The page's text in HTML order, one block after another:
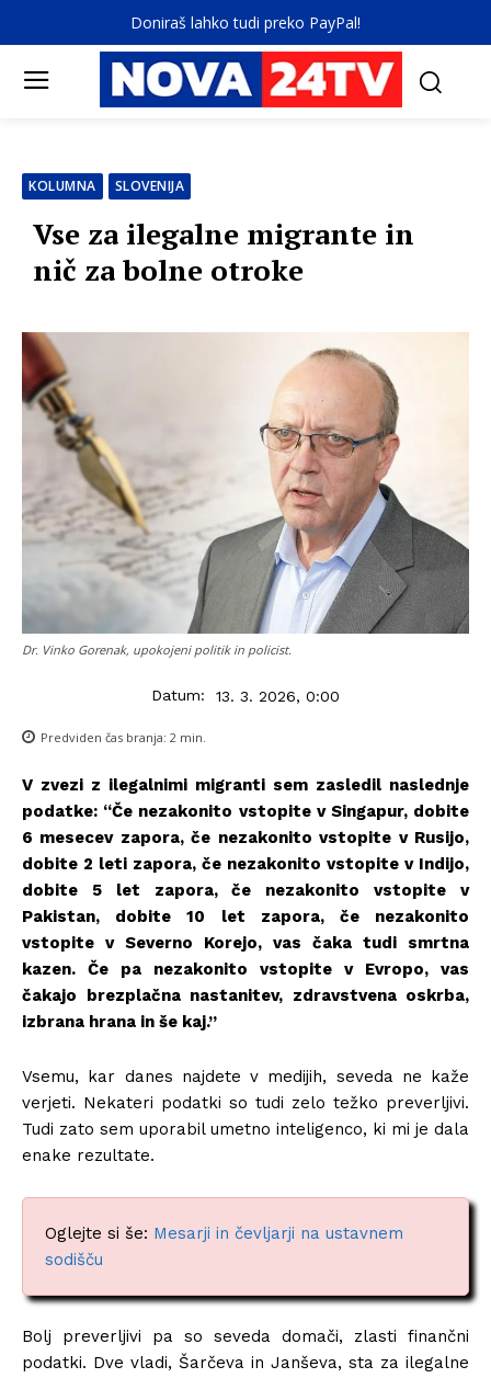
Doniraš lahko tudi preko PayPal!
KOLUMNA SLOVENIJA
Vse za ilegalne migrante in
nič za bolne otroke
Dr. Vinko Gorenak, upokojeni politik in policist.
Datum: 13. 3. 2026, 0:00
Predviden čas branja: 2 min.
V zvezi z ilegalnimi migranti sem zasledil naslednje
podatke: “Če nezakonito vstopite v Singapur, dobite
6 mesecev zapora, če nezakonito vstopite v Rusijo,
dobite 2 leti zapora, če nezakonito vstopite v Indijo,
dobite 5 let zapora, če nezakonito vstopite v
Pakistan, dobite 10 let zapora, če nezakonito
vstopite v Severno Korejo, vas čaka tudi smrtna
kazen. Če pa nezakonito vstopite v Evropo, vas
čakajo brezplačna nastanitev, zdravstvena oskrba,
izbrana hrana in še kaj.”
Vsemu, kar danes najdete v medijih, seveda ne kaže
verjeti. Nekateri podatki so tudi zelo težko preverljivi.
Tudi zato sem uporabil umetno inteligenco, ki mi je dala
enake rezultate.
Oglejte si še: Mesarji in čevljarji na ustavnem
sodišču
Bolj preverljivi pa so seveda domači, zlasti finančni
podatki. Dve vladi, Šarčeva in Janševa, sta za ilegalne